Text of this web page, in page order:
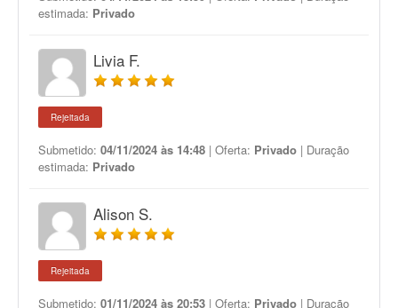
estimada: Privado
Livia F.
Rejeitada
Submetido: 04/11/2024 às 14:48 | Oferta: Privado | Duração
estimada: Privado
Alison S.
Rejeitada
Submetido: 01/11/2024 às 20:53 | Oferta: Privado | Duração